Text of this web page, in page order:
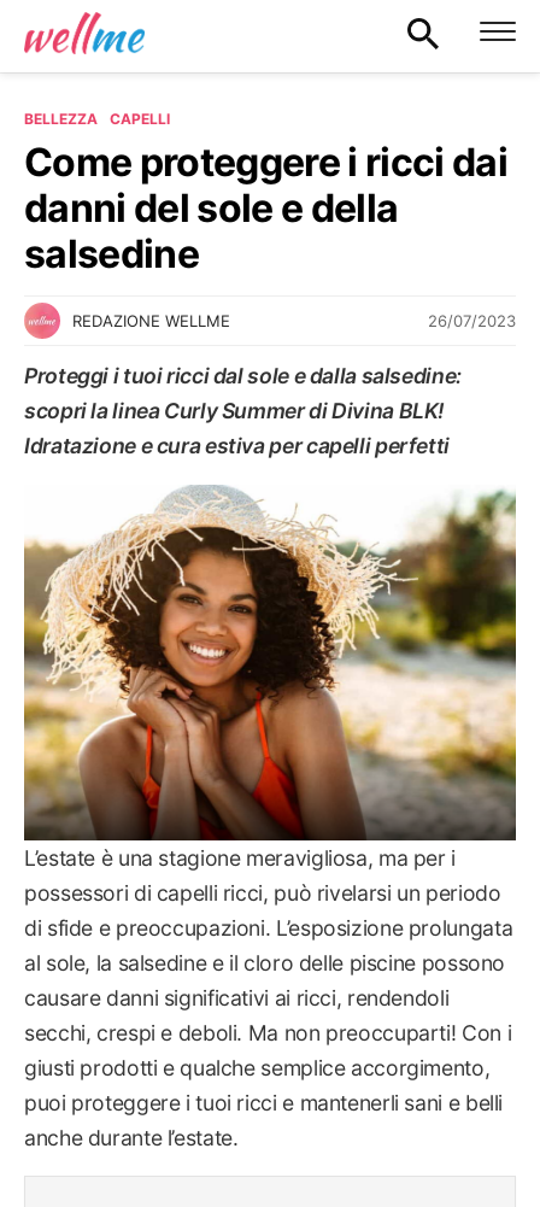
BELLEZZA CAPELLI
Come proteggere i ricci dai
danni del sole e della
salsedine
REDAZIONE WELLME 26/07/2023
Proteggi i tuoi ricci dal sole e dalla salsedine:
scopri la linea Curly Summer di Divina BLK!
Idratazione e cura estiva per capelli perfetti
L’estate è una stagione meravigliosa, ma per i
possessori di capelli ricci, può rivelarsi un periodo
di sfide e preoccupazioni. L’esposizione prolungata
al sole, la salsedine e il cloro delle piscine possono
causare danni significativi ai ricci, rendendoli
secchi, crespi e deboli. Ma non preoccuparti! Con i
giusti prodotti e qualche semplice accorgimento,
puoi proteggere i tuoi ricci e mantenerli sani e belli
anche durante l’estate.